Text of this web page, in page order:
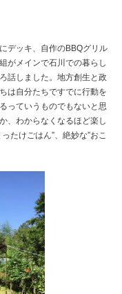
デッキ、自作のBBQグリル
がメインで石川での暮らし
話しました。地方創生と政
は自分たちですでに行動を
っていうものでもないと思
、わからなくなるほど楽し
たけごはん”、絶妙な”おこ